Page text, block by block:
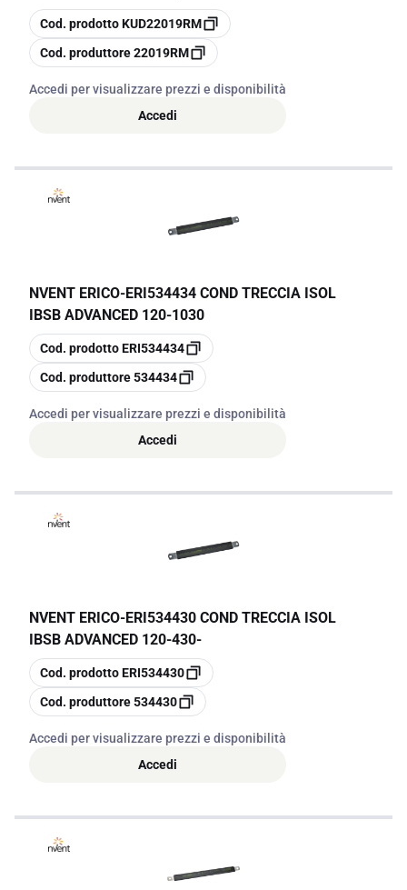
copia
Cod. prodottoKUD22019RM
copia
Cod. produttore22019RM
Accedi per visualizzare prezzi e disponibilità
Accedi
NVENT ERICO-ERI534434 COND TRECCIA ISOL
IBSB ADVANCED 120-1030
copia
Cod. prodottoERI534434
copia
Cod. produttore534434
Accedi per visualizzare prezzi e disponibilità
Accedi
NVENT ERICO-ERI534430 COND TRECCIA ISOL
IBSB ADVANCED 120-430-
copia
Cod. prodottoERI534430
copia
Cod. produttore534430
Accedi per visualizzare prezzi e disponibilità
Accedi